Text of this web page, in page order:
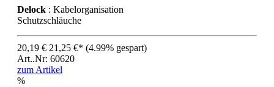
Delock : Kabelorganisation
Schutzschläuche
20,19 € 21,25 €* (4.99% gespart)
Art..Nr: 60620
zum Artikel
%